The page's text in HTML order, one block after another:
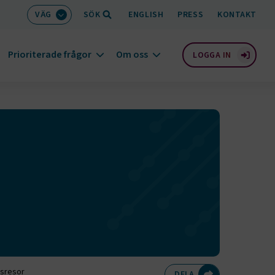
VÄG SÖK ENGLISH PRESS KONTAKT
Prioriterade frågor Om oss LOGGA IN